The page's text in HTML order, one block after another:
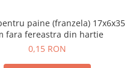
paine (franzela) 17x6x35
fara fereastra din hartie
0,15 RON